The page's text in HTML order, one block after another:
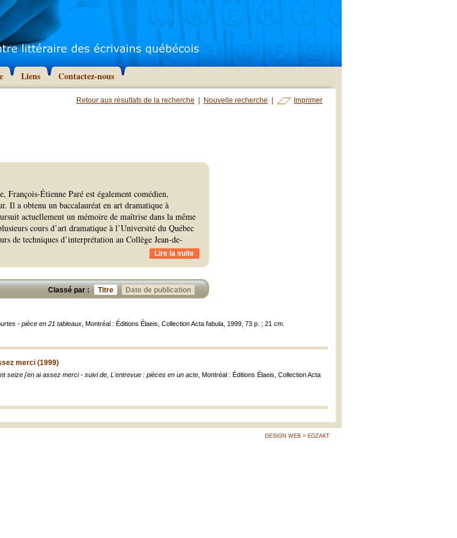
Liens Contactez-nous
Retour aux résultats de la recherche Nouvelle recherche Imprimer
Étienne Paré est également comédien,
Il a obtenu un baccalauréat en art dramatique à
actuellement un mémoire de maîtrise dans la même
cours d’art dramatique à l’Université du Québec
de techniques d’interprétation au Collège Jean-de-
Lire la suite
Classé par : Titre Date de publication
- pièce en 21 tableaux , Montréal : Éditions Élaeis, Collection Acta fabula, 1999, 73 p. ; 21 cm.
merci (1999)
seize j'en ai assez merci - suivi de, L'entrevue : pièces en un acte , Montréal : Éditions Élaeis, Collection Acta
DESIGN WEB = EGZAKT